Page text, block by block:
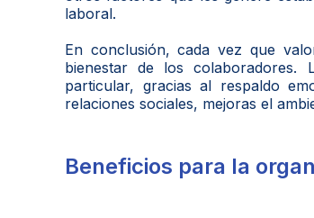
laboral.
En conclusión, cada vez que
bienestar de los
particular, gracias al respaldo
relaciones sociales, mejoras el
Beneficios para la